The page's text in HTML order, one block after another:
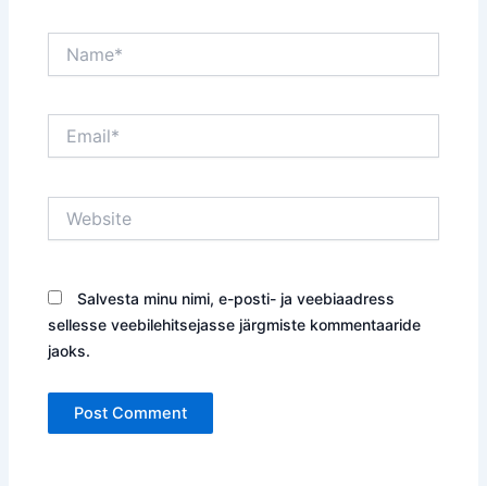
Salvesta minu nimi, e-posti- ja veebiaadress
sellesse veebilehitsejasse järgmiste kommentaaride
jaoks.